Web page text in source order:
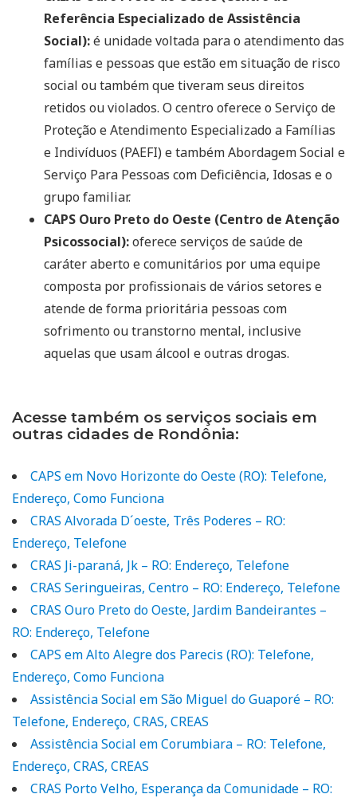
Referência Especializado de Assistência
Social):é unidade voltada para o atendimento das
famílias e pessoas que estão em situação de risco
social ou também que tiveram seus direitos
retidos ou violados. O centro oferece o Serviço de
Proteção e Atendimento Especializado a Famílias
e Indivíduos (PAEFI) e também Abordagem Social e
Serviço Para Pessoas com Deficiência, Idosas e o
grupo familiar.
CAPS Ouro Preto do Oeste (Centro de Atenção
Psicossocial):oferece serviços de saúde de
caráter aberto e comunitários por uma equipe
composta por profissionais de vários setores e
atende de forma prioritária pessoas com
sofrimento ou transtorno mental, inclusive
aquelas que usam álcool e outras drogas.
Acesse também os serviços sociais em
outras cidades de Rondônia:
CAPS em Novo Horizonte do Oeste (RO): Telefone,
Endereço, Como Funciona
CRAS Alvorada D´oeste, Três Poderes – RO:
Endereço, Telefone
CRAS Ji-paraná, Jk – RO: Endereço, Telefone
CRAS Seringueiras, Centro – RO: Endereço, Telefone
CRAS Ouro Preto do Oeste, Jardim Bandeirantes –
RO: Endereço, Telefone
CAPS em Alto Alegre dos Parecis (RO): Telefone,
Endereço, Como Funciona
Assistência Social em São Miguel do Guaporé – RO:
Telefone, Endereço, CRAS, CREAS
Assistência Social em Corumbiara – RO: Telefone,
Endereço, CRAS, CREAS
CRAS Porto Velho, Esperança da Comunidade – RO: